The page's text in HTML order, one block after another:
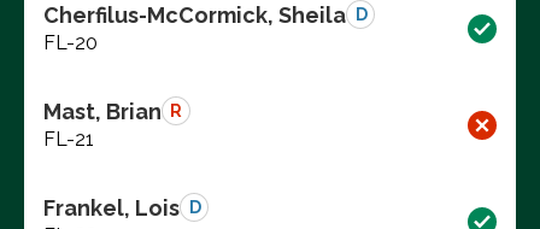
Cherfilus-McCormick, Sheila D
FL-20
Mast, Brian R
FL-21
Frankel, Lois D